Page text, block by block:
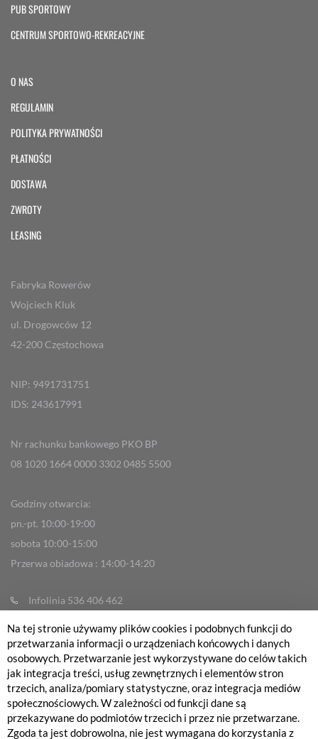
PUB SPORTOWY
CENTRUM SPORTOWO-REKREACYJNE
O NAS
REGULAMIN
POLITYKA PRYWATNOŚCI
PŁATNOŚCI
DOSTAWA
ZWROTY
LEASING
Fabryka Rowerów
Wojciech Kluk
ul. Drogowców 12
42-200 Częstochowa
NIP: 9491731751
IDS: 243617991
Nr rachunku bankowego PKO BP
08 1020 1664 0000 3302 0485 5500
Godziny otwarcia:
pn.-pt. 10:00-19:00
sobota 10:00-15:00
Przerwa obiadowa : 14:00-14:20
Infolinia 536 406 462
info@fabrykarowerow.com
Reklamacje
sklep@fabrykarowerow.com
Serwis 505 700 393
serwis@fabrykarowerow.com
Bikefitting 451 159 109
Na tej stronie używamy plików cookies i podobnych funkcji do
przetwarzania informacji o urządzeniach końcowych i danych
osobowych. Przetwarzanie jest wykorzystywane do celów takich
jak integracja treści, usług zewnętrznych i elementów stron
trzecich, analiza/pomiary statystyczne, oraz integracja mediów
społecznościowych. W zależności od funkcji dane są
przekazywane do podmiotów trzecich i przez nie przetwarzane.
Zgoda ta jest dobrowolna, nie jest wymagana do korzystania z